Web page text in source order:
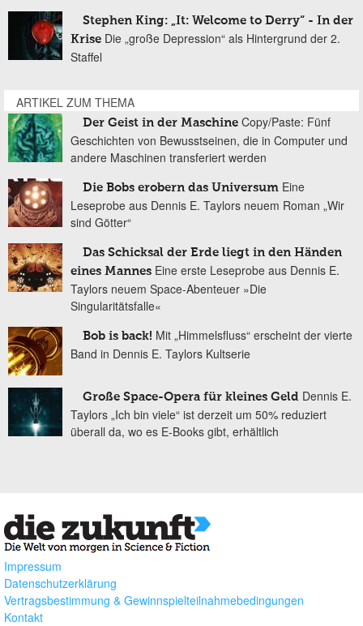
Stephen King: „It: Welcome to Derry“ - In der
Krise Die „große Depression“ als Hintergrund der 2.
Staffel
ARTIKEL ZUM THEMA
Der Geist in der Maschine Copy/Paste: Fünf
Geschichten von Bewusstseinen, die in Computer und
andere Maschinen transferiert werden
Die Bobs erobern das Universum Eine
Leseprobe aus Dennis E. Taylors neuem Roman „Wir
sind Götter“
Das Schicksal der Erde liegt in den Händen
eines Mannes Eine erste Leseprobe aus Dennis E.
Taylors neuem Space-Abenteuer »Die
Singularitätsfalle«
Bob is back! Mit „Himmelsfluss“ erscheint der vierte
Band in Dennis E. Taylors Kultserie
Große Space-Opera für kleines Geld Dennis E.
Taylors „Ich bin viele“ ist derzeit um 50% reduziert
überall da, wo es E-Books gibt, erhältlich
Impressum
Datenschutzerklärung
Vertragsbestimmung & Gewinnspielteilnahmebedingungen
Kontakt